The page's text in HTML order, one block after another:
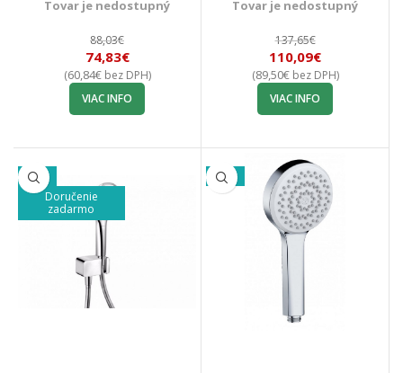
Tovar je nedostupný
88,03€
74,83€
(60,84€bez DPH)
VIAC INFO
Tovar je nedostupný
137,65€
110,09€
(89,50€bez DPH)
VIAC INFO
-33%
Doručenie
zadarmo
-39%